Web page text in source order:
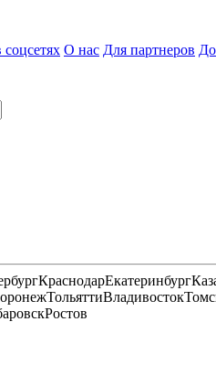
О нас Для партнеров
КраснодарЕкатеринбург
ТольяттиВладивосток
Ростов